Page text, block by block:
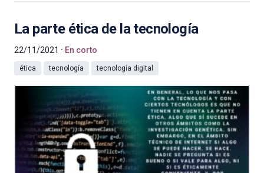
La parte ética de la tecnología
22/11/2021 En corto
ética tecnología tecnología digital